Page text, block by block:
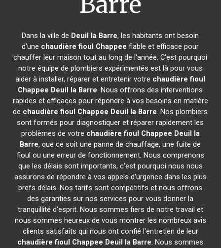
Dans la ville de Deuil la Barre, les habitants ont besoin
d'une chaudière fioul Chappee fiable et efficace pour
chauffer leur maison tout au long de l'année. C'est pourquoi
notre équipe de plombiers expérimentés est là pour vous
aider à installer, réparer et entretenir votre chaudière fioul
Chappee Deuil la Barre. Nous offrons des interventions
rapides et efficaces pour répondre à vos besoins en matière
de chaudière fioul Chappee Deuil la Barre. Nos plombiers
sont formés pour diagnostiquer et réparer rapidement les
problèmes de votre chaudière fioul Chappee Deuil la
Barre, que ce soit une panne de chauffage, une fuite de
fioul ou une erreur de fonctionnement. Nous comprenons
que les délais sont importants, c'est pourquoi nous nous
assurons de répondre à vos appels d'urgence dans les plus
brefs délais. Nos tarifs sont compétitifs et nous offrons
des garanties sur nos services pour vous donner la
tranquillité d'esprit. Nous sommes fiers de notre travail et
nous sommes heureux de vous montrer les nombreux avis
clients satisfaits qui nous ont confié l'entretien de leur
chaudière fioul Chappee Deuil la Barre. Nous sommes